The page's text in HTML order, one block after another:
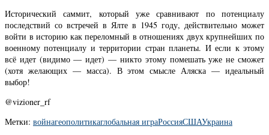
Исторический саммит, который уже сравнивают по потенциалу
последствий со встречей в Ялте в 1945 году, действительно может
войти в историю как переломный в отношениях двух крупнейших по
военному потенциалу и территории стран планеты. И если к этому
всё идет (видимо — идет) — никто этому помешать уже не сможет
(хотя желающих — масса). В этом смысле Аляска — идеальный
выбор!
@vizioner_rf
Метки: войнагеополитикаглобальная играРоссияСШАУкраина